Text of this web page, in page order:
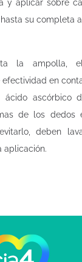
y aplicar sobre
su completa
la ampolla,
en
ácido ascórbico
de los dedos
deben
aplicación.